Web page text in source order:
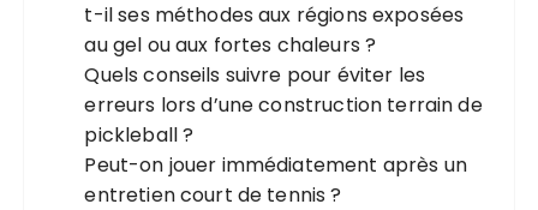
t-il ses méthodes aux régions exposées
au gel ou aux fortes chaleurs ?
Quels conseils suivre pour éviter les
erreurs lors d’une construction terrain de
pickleball ?
Peut-on jouer immédiatement après un
entretien court de tennis ?